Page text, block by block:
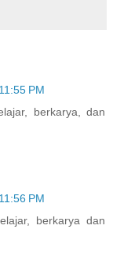
PM
berkarya, dan
PM
berkarya dan